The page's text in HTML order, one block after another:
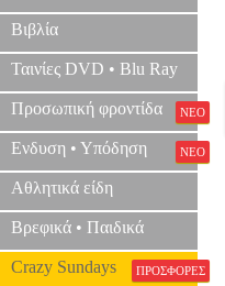
Βιβλία
Ταινίες DVD • Blu Ray
Προσωπική φροντίδα ΝΕΟ
Ενδυση • Υπόδηση ΝΕΟ
Αθλητικά είδη
Βρεφικά • Παιδικά
Crazy Sundays ΠΡΟΣΦΟΡΕΣ